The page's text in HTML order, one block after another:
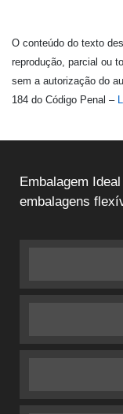
O conteúdo do texto
reprodução, parcial ou
sem a autorização do
184 do Código Penal –
Embalagem
embalagens